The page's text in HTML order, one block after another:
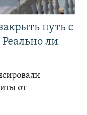
путь с
ли
от